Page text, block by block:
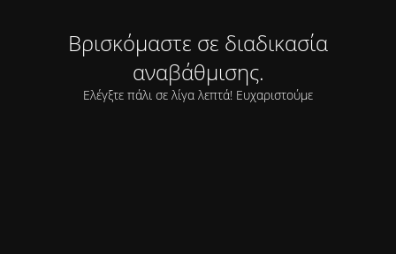
Βρισκόμαστε σε διαδικασία
αναβάθμισης.
Ελέγξτε πάλι σε λίγα λεπτά! Ευχαριστούμε